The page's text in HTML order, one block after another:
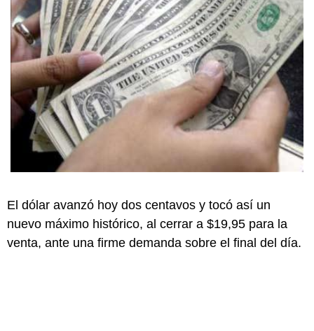
El dólar avanzó hoy dos centavos y tocó así un
nuevo máximo histórico, al cerrar a $19,95 para la
venta, ante una firme demanda sobre el final del día.